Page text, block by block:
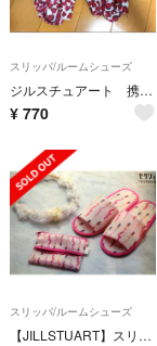
スリッパ/ルームシューズ
ジルスチュアート 携帯スリッパ ルームシューズ ハート柄
¥ 770
スリッパ/ルームシューズ
【JILLSTUART】スリッパ＆マルチポーチ